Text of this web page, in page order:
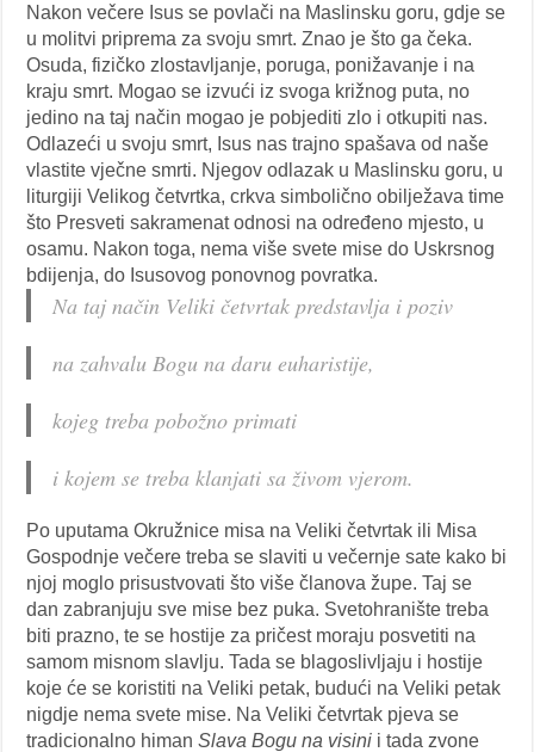
Nakon večere Isus se povlači na Maslinsku goru, gdje se
u molitvi priprema za svoju smrt. Znao je što ga čeka.
Osuda, fizičko zlostavljanje, poruga, ponižavanje i na
kraju smrt. Mogao se izvući iz svoga križnog puta, no
jedino na taj način mogao je pobjediti zlo i otkupiti nas.
Odlazeći u svoju smrt, Isus nas trajno spašava od naše
vlastite vječne smrti. Njegov odlazak u Maslinsku goru, u
liturgiji Velikog četvrtka, crkva simbolično obilježava time
što Presveti sakramenat odnosi na određeno mjesto, u
osamu. Nakon toga, nema više svete mise do Uskrsnog
bdijenja, do Isusovog ponovnog povratka.
Na taj način Veliki četvrtak predstavlja i poziv
na zahvalu Bogu na daru euharistije,
kojeg treba pobožno primati
i kojem se treba klanjati sa živom vjerom.
Po uputama Okružnice misa na Veliki četvrtak ili Misa
Gospodnje večere treba se slaviti u večernje sate kako bi
njoj moglo prisustvovati što više članova župe. Taj se
dan zabranjuju sve mise bez puka. Svetohranište treba
biti prazno, te se hostije za pričest moraju posvetiti na
samom misnom slavlju. Tada se blagoslivljaju i hostije
koje će se koristiti na Veliki petak, budući na Veliki petak
nigdje nema svete mise. Na Veliki četvrtak pjeva se
tradicionalno himanSlava Bogu na visini i tada zvone